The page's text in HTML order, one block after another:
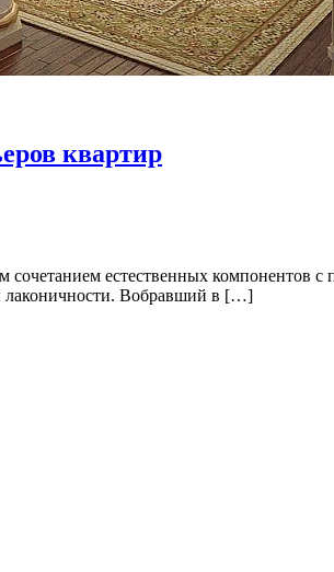
квартир
сочетанием естественных
лаконичности. Вобравший в […]